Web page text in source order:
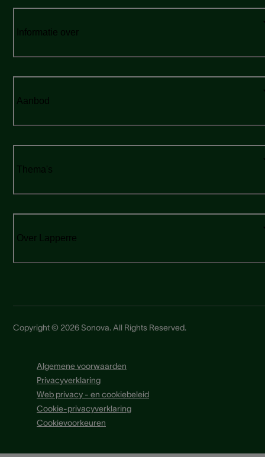
Informatie over
Aanbod
Thema's
Over Lapperre
Copyright © 2026 Sonova. All Rights Reserved.
Algemene voorwaarden
Privacyverklaring
Web privacy - en cookiebeleid
Cookie-privacyverklaring
Cookievoorkeuren